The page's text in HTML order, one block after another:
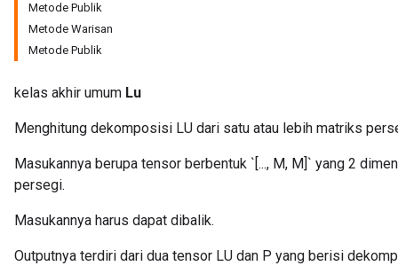
Metode Publik
Metode Warisan
Metode Publik
kelas akhir umum Lu
Menghitung dekomposisi LU dari satu atau lebih matriks
Masukannya berupa tensor berbentuk `[..., M, M]` yang 2
persegi.
Masukannya harus dapat dibalik.
Outputnya terdiri dari dua tensor LU dan P yang berisi